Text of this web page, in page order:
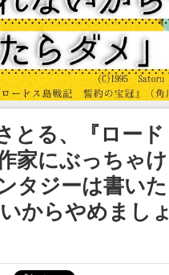
とる、『ロード
家にぶっちゃけ
タジーは書いた
からやめましょ